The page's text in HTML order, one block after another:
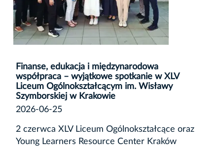
Finanse, edukacja i międzynarodowa
współpraca – wyjątkowe spotkanie w XLV
Liceum Ogólnokształcącym im. Wisławy
Szymborskiej w Krakowie
2026-06-25
2 czerwca XLV Liceum Ogólnokształcące oraz
Young Learners Resource Center Kraków